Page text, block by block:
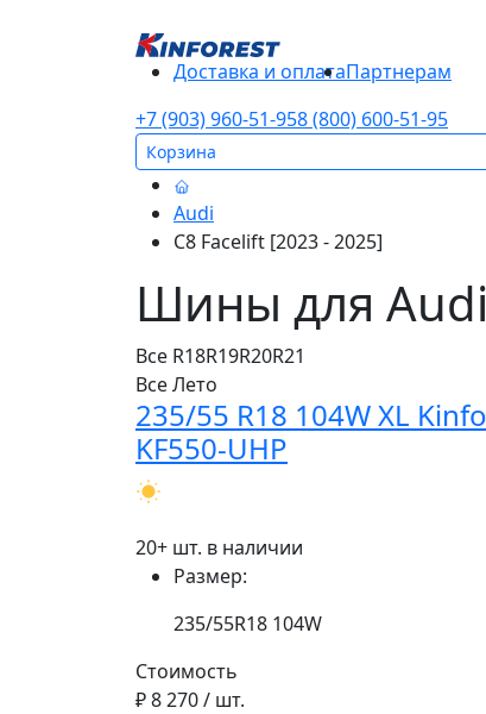
Доставка и оплатаПартнерам
+7 (903) 960-51-958 (800) 600-51-95
Корзина
Audi
C8 Facelift [2023 - 2025]
Шины для Audi
Все R18R19R20R21
ВсеЛето
235/55 R18 104W XL
KF550-UHP
20+ шт. в наличии
Размер:
235/55R18 104W
Стоимость
₽ 8 270/ шт.